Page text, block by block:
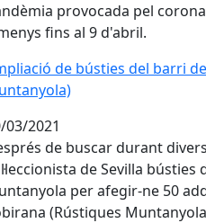
provocada pel
fins al 9 d'abril.
de bústies del barri
de bústies del barri
03/2021
de buscar durant
de Sevilla
per afegir-ne 50
(Rústiques